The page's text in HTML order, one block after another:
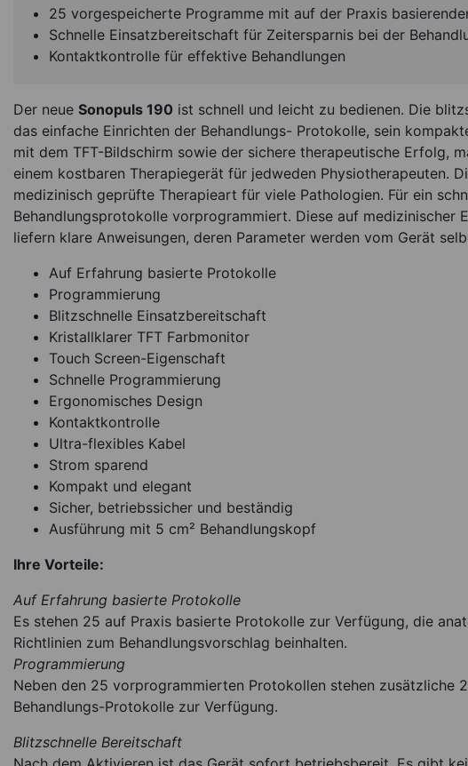
25 vorgespeicherte Programme mit auf der Praxis
Schnelle Einsatzbereitschaft für Zeitersparnis bei der
Kontaktkontrolle für effektive Behandlungen
Der neue Sonopuls 190 ist schnell und leicht zu bedienen. Die
das einfache Einrichten der Behandlungs- Protokolle, sein
mit dem TFT-Bildschirm sowie der sichere therapeutische Erfolg,
einem kostbaren Therapiegerät für jedweden Physiotherapeuten.
medizinisch geprüfte Therapieart für viele Pathologien. Für ein
Behandlungsprotokolle vorprogrammiert. Diese auf medizinischer
liefern klare Anweisungen, deren Parameter werden vom Gerät
Auf Erfahrung basierte Protokolle
Programmierung
Blitzschnelle Einsatzbereitschaft
Kristallklarer TFT Farbmonitor
Touch Screen-Eigenschaft
Schnelle Programmierung
Ergonomisches Design
Kontaktkontrolle
Ultra-flexibles Kabel
Strom sparend
Kompakt und elegant
Sicher, betriebssicher und beständig
Ausführung mit 5 cm² Behandlungskopf
Ihre Vorteile:
Auf Erfahrung basierte Protokolle
Es stehen 25 auf Praxis basierte Protokolle zur Verfügung, die
Richtlinien zum Behandlungsvorschlag beinhalten.
Programmierung
Neben den 25 vorprogrammierten Protokollen stehen zusätzliche
Behandlungs-Protokolle zur Verfügung.
Blitzschnelle Bereitschaft